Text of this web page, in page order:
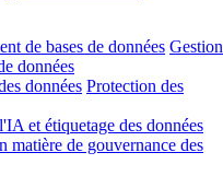
de bases de données Gestion
données
données Protection des
et étiquetage des données
matière de gouvernance des